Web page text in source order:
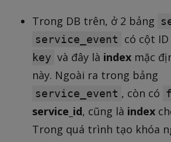
Trong DB trên, ở 2 bảng
service_event có cột ID
key và đây là index mặc
này. Ngoài ra trong bảng
service_event , còn có
service_id, cũng là index
Trong quá trình tạo khóa